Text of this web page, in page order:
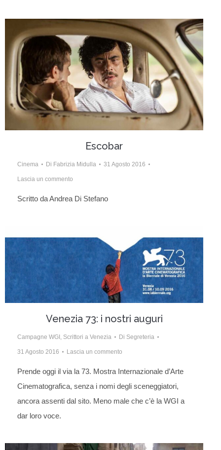
Escobar
Cinema Di Fabrizia Midulla 31 Agosto 2016
Lascia un commento
Scritto da Andrea Di Stefano
Venezia 73: i nostri auguri
Campagne WGI , Scrittori a Venezia Di Segreteria
31 Agosto 2016 Lascia un commento
Prende oggi il via la 73. Mostra Internazionale d’Arte
Cinematografica, senza i nomi degli sceneggiatori,
ancora assenti dal sito. Meno male che c’è la WGI a
dar loro voce.